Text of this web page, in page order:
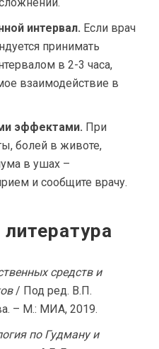
интервал. Если врач
принимать
в 2-3 часа,
взаимодействие в
эффектами. При
болей в животе,
в ушах –
и сообщите врачу.
средств и
/ Под ред. В.П.
– М.: МИА, 2019.
по Гудману и